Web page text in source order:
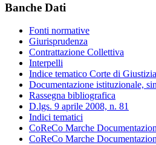
Banche Dati
Fonti normative
Giurisprudenza
Contrattazione Collettiva
Interpelli
Indice tematico Corte di Giustizia
Documentazione istituzionale,
Rassegna bibliografica
D.lgs. 9 aprile 2008, n. 81
Indici tematici
CoReCo Marche
CoReCo Marche